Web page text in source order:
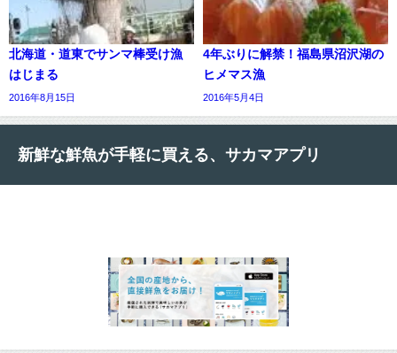
北海道・道東でサンマ棒受け漁
はじまる
2016年8月15日
4年ぶりに解禁！福島県沼沢湖の
ヒメマス漁
2016年5月4日
新鮮な鮮魚が手軽に買える、サカマアプリ